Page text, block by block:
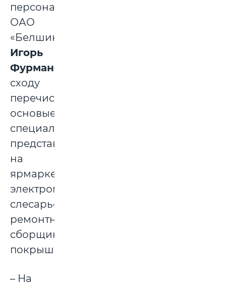
персоналом
ОАО
«Белшина»
Игорь
Фурманов
сходу
перечисляет
основые
специальности,
представленные
на
ярмарке:
электромонтер,
слесарь-
ремонтник,
сборщик
покрышек.
– На